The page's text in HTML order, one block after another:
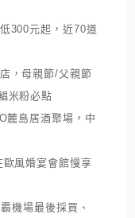
300元起，近70道
，母親節/父親節
米粉必點
麓島居酒聚場，中
風婚宴會館慢享
機場最後採買、